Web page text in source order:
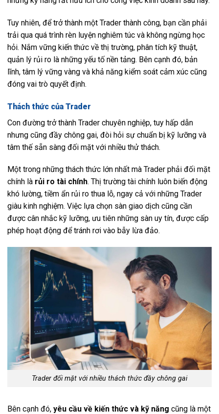
Tuy nhiên, để trở thành một Trader thành công, bạn cần phải
trải qua quá trình rèn luyện nghiêm túc và không ngừng học
hỏi. Nắm vững kiến thức về thị trường, phân tích kỹ thuật,
quản lý rủi ro là những yếu tố nền tảng. Bên cạnh đó, bản
lĩnh, tâm lý vững vàng và khả năng kiểm soát cảm xúc cũng
đóng vai trò quyết định.
Thách thức của Trader
Con đường trở thành Trader chuyên nghiệp, tuy hấp dẫn
nhưng cũng đầy chông gai, đòi hỏi sự chuẩn bị kỹ lưỡng và
tâm thế sẵn sàng đối mặt với nhiều thử thách.
Một trong những thách thức lớn nhất mà Trader phải đối mặt
chính là rủi ro tài chính. Thị trường tài chính luôn biến động
khó lường, tiềm ẩn rủi ro thua lỗ, ngay cả với những Trader
giàu kinh nghiệm. Việc lựa chọn sàn giao dịch cũng cần
được cân nhắc kỹ lưỡng, ưu tiên những sàn uy tín, được cấp
phép hoạt động để tránh rơi vào bẫy lừa đảo.
Trader đối mặt với nhiều thách thức đầy chông gai
Bên cạnh đó, yêu cầu về kiến thức và kỹ năng cũng là một